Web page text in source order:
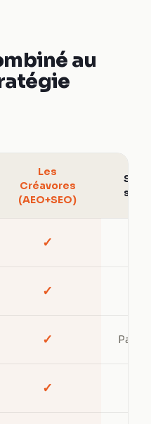
au
Les
Créavores
(AEO+SEO)
SEO
seul
✓
✓
✓ Partiel
✓